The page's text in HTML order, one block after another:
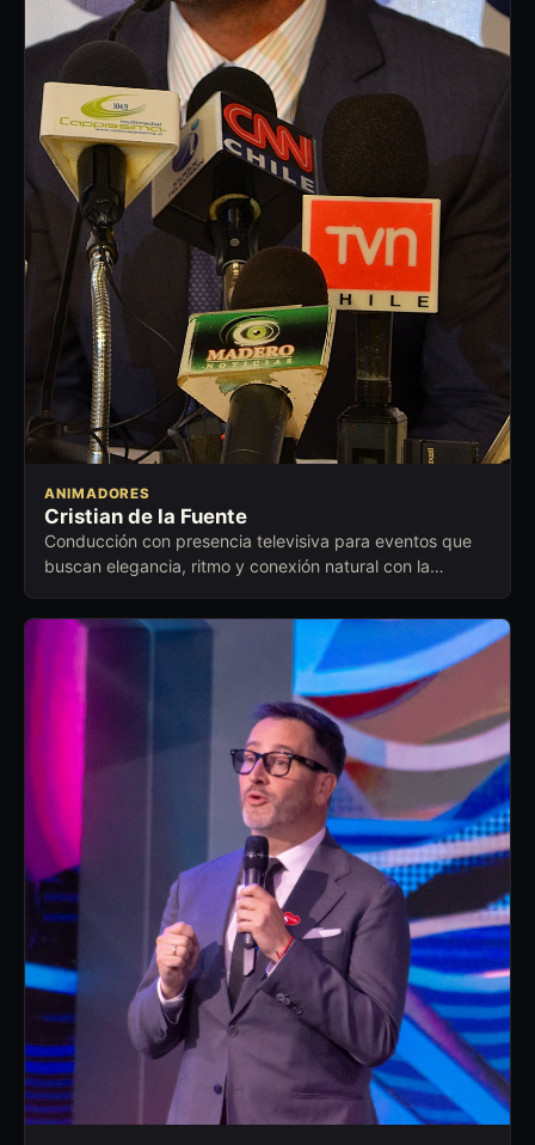
ANIMADORES
Cristian de la Fuente
Conducción con presencia televisiva para eventos que
buscan elegancia, ritmo y conexión natural con la